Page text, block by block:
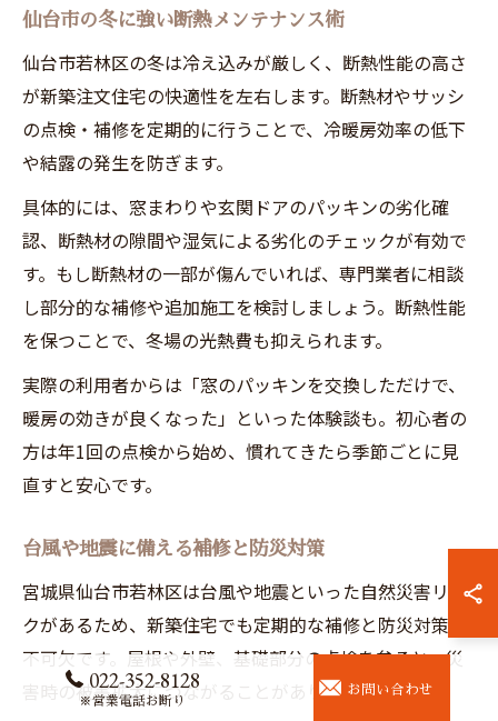
仙台市の冬に強い断熱メンテナンス術
仙台市若林区の冬は冷え込みが厳しく、断熱性能の高さ
が新築注文住宅の快適性を左右します。断熱材やサッシ
の点検・補修を定期的に行うことで、冷暖房効率の低下
や結露の発生を防ぎます。
具体的には、窓まわりや玄関ドアのパッキンの劣化確
認、断熱材の隙間や湿気による劣化のチェックが有効で
す。もし断熱材の一部が傷んでいれば、専門業者に相談
し部分的な補修や追加施工を検討しましょう。断熱性能
を保つことで、冬場の光熱費も抑えられます。
実際の利用者からは「窓のパッキンを交換しただけで、
暖房の効きが良くなった」といった体験談も。初心者の
方は年1回の点検から始め、慣れてきたら季節ごとに見
直すと安心です。
台風や地震に備える補修と防災対策
宮城県仙台市若林区は台風や地震といった自然災害リス
クがあるため、新築住宅でも定期的な補修と防災対策が
不可欠です。屋根や外壁、基礎部分の点検を怠ると、災
害時の被害拡大につながることがあります。
022-352-8128
※営業電話お断り
お問い合わせ